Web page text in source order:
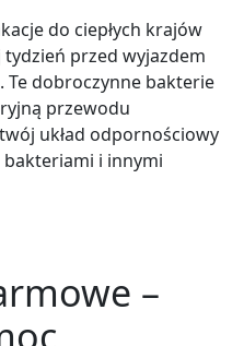
do ciepłych krajów
przed wyjazdem
dobroczynne bakterie
przewodu
układ odpornościowy
bakteriami i innymi
–